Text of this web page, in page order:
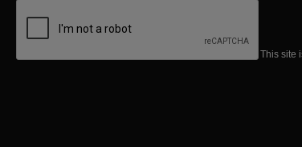
This site